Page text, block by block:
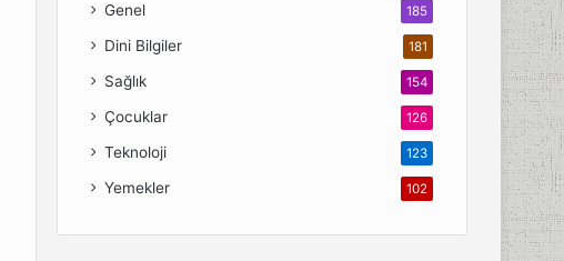
Genel 185
Dini Bilgiler 181
Sağlık 154
Çocuklar 126
Teknoloji 123
Yemekler 102